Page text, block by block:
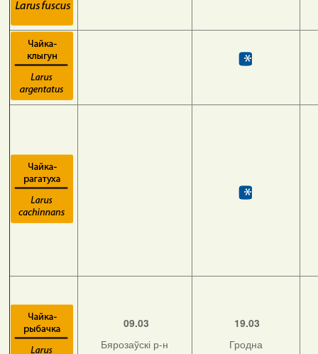
09.03
Бярозаўскі р-н
19.03
Гродна